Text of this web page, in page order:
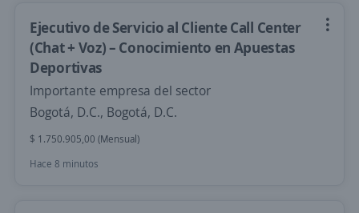
Ejecutivo de Servicio al Cliente Call Center
(Chat + Voz) – Conocimiento en Apuestas
Deportivas
Importante empresa del sector
Bogotá, D.C., Bogotá, D.C.
$ 1.750.905,00 (Mensual)
Hace 8 minutos